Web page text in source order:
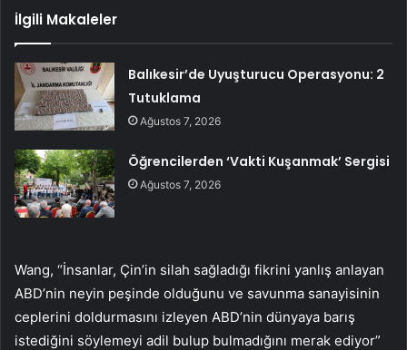
İlgili Makaleler
Balıkesir’de Uyuşturucu Operasyonu: 2
Tutuklama
Ağustos 7, 2026
Öğrencilerden ‘Vakti Kuşanmak’ Sergisi
Ağustos 7, 2026
Wang, “İnsanlar, Çin’in silah sağladığı fikrini yanlış anlayan
ABD’nin neyin peşinde olduğunu ve savunma sanayisinin
ceplerini doldurmasını izleyen ABD’nin dünyaya barış
istediğini söylemeyi adil bulup bulmadığını merak ediyor”